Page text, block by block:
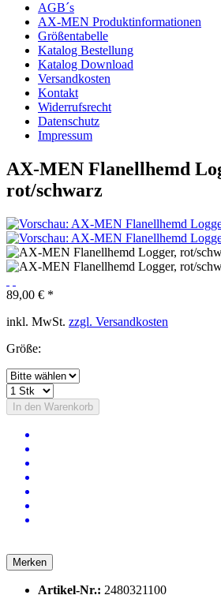
AGB´s
AX-MEN Produktinformationen
Größentabelle
Katalog Bestellung
Katalog Download
Versandkosten
Kontakt
Widerrufsrecht
Datenschutz
Impressum
AX-MEN Flanellhemd
rot/schwarz
89,00 € *
inkl. MwSt. zzgl. Versandkosten
Größe:
In den Warenkorb
Merken
Artikel-Nr.: 2480321100